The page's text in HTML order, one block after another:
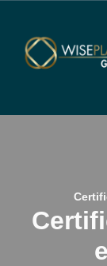
certificacao de iso 9001